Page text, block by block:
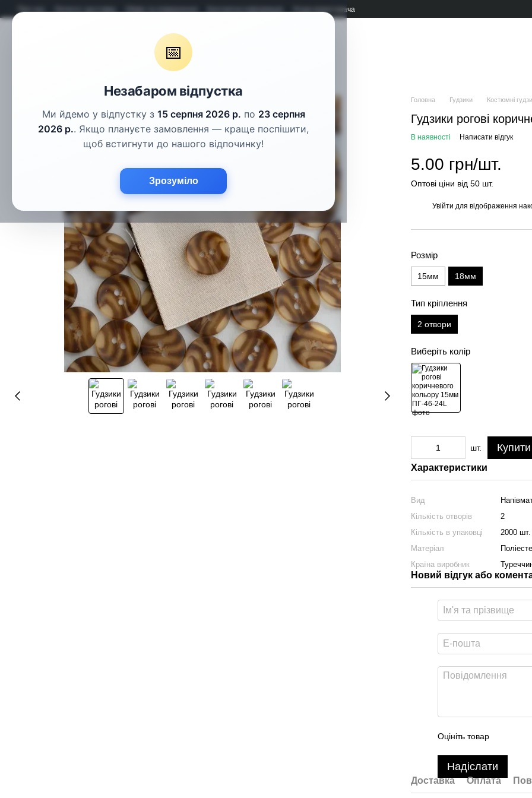
📅
Незабаром відпустка
Ми йдемо у відпустку з 15 серпня 2026 р. по 23 серпня
2026 р.. Якщо плануєте замовлення — краще поспішити,
щоб встигнути до нашого відпочинку!
Зрозуміло
Про нас Оплата і доставка Обмін та повернення Контактна інформація Угода користувача
Гудзики Шнури
Головна Гудзики Костюмні
Гудзики рогові
В наявності Написати відгук
5.00 грн/шт.
Оптові ціни від 50 шт.
Увійти для відображення
Розмір
15мм 18мм
Тип кріплення
2 отвори
Виберіть колір
шт. Купити
Характеристики
Вид
Кількість отворів
2
Кількість в упаковці
2000 шт.
Матеріал
Країна виробник
Новий відгук або
Оцініть товар
Надіслати
Доставка Оплата